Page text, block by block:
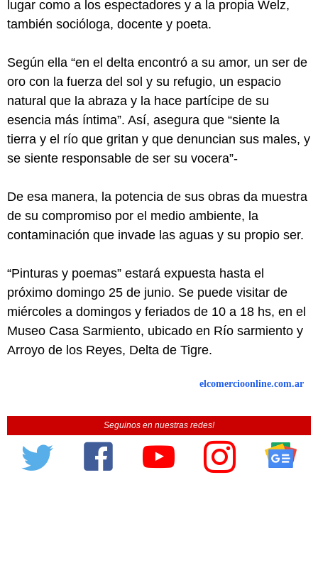
lugar como a los espectadores y a la propia Welz,
también socióloga, docente y poeta.
Según ella “en el delta encontró a su amor, un ser de
oro con la fuerza del sol y su refugio, un espacio
natural que la abraza y la hace partícipe de su
esencia más íntima”. Así, asegura que “siente la
tierra y el río que gritan y que denuncian sus males, y
se siente responsable de ser su vocera”-
De esa manera, la potencia de sus obras da muestra
de su compromiso por el medio ambiente, la
contaminación que invade las aguas y su propio ser.
“Pinturas y poemas” estará expuesta hasta el
próximo domingo 25 de junio. Se puede visitar de
miércoles a domingos y feriados de 10 a 18 hs, en el
Museo Casa Sarmiento, ubicado en Río sarmiento y
Arroyo de los Reyes, Delta de Tigre.
elcomercioonline.com.ar
Seguinos en nuestras redes!